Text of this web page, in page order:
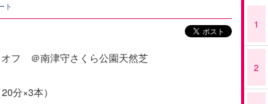
ト
フ ＠南津守さくら公園天然芝
分×3本）
1
2